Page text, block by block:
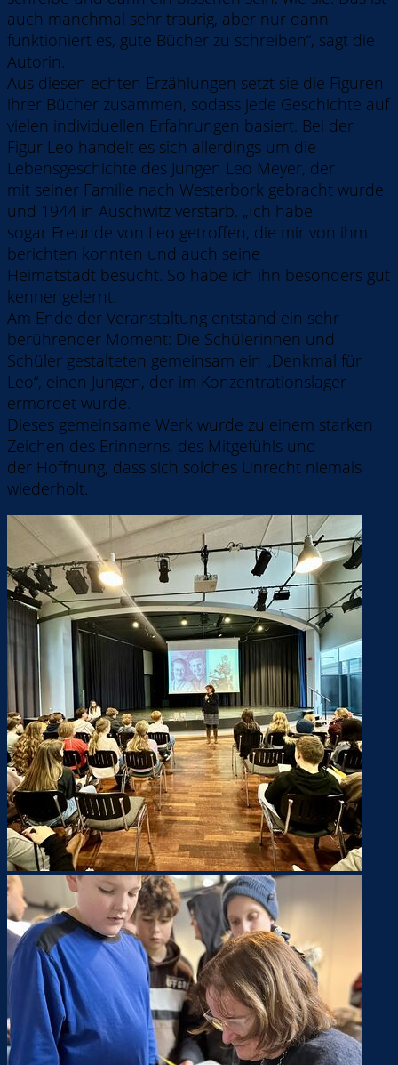
auch manchmal sehr traurig, aber nur dann
funktioniert es, gute Bücher zu schreiben“, sagt die
Autorin.
Aus diesen echten Erzählungen setzt sie die Figuren
ihrer Bücher zusammen, sodass jede Geschichte auf
vielen individuellen Erfahrungen basiert. Bei der
Figur Leo handelt es sich allerdings um die
Lebensgeschichte des Jungen Leo Meyer, der
mit seiner Familie nach Westerbork gebracht wurde
und 1944 in Auschwitz verstarb. „Ich habe
sogar Freunde von Leo getroffen, die mir von ihm
berichten konnten und auch seine
Heimatstadt besucht. So habe ich ihn besonders gut
kennengelernt.
Am Ende der Veranstaltung entstand ein sehr
berührender Moment: Die Schülerinnen und
Schüler gestalteten gemeinsam ein „Denkmal für
Leo“, einen Jungen, der im Konzentrationslager
ermordet wurde.
Dieses gemeinsame Werk wurde zu einem starken
Zeichen des Erinnerns, des Mitgefühls und
der Hoffnung, dass sich solches Unrecht niemals
wiederholt.